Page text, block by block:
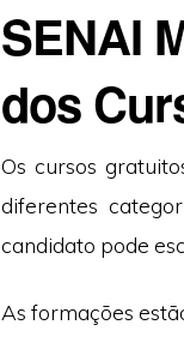
SENAI
dos
Os cursos
diferentes
candidato pode
As formações